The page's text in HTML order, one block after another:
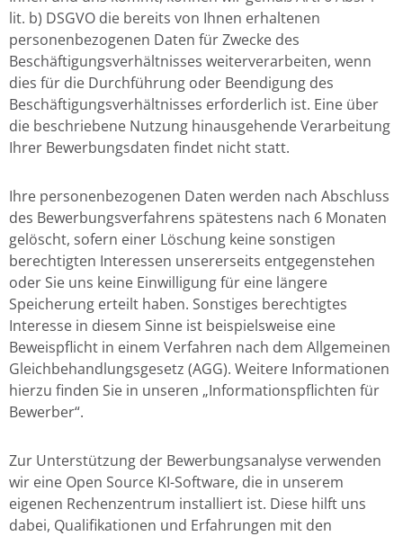
lit. b) DSGVO die bereits von Ihnen erhaltenen
personenbezogenen Daten für Zwecke des
Beschäftigungsverhältnisses weiterverarbeiten, wenn
dies für die Durchführung oder Beendigung des
Beschäftigungsverhältnisses erforderlich ist. Eine über
die beschriebene Nutzung hinausgehende Verarbeitung
Ihrer Bewerbungsdaten findet nicht statt.
Ihre personenbezogenen Daten werden nach Abschluss
des Bewerbungsverfahrens spätestens nach 6 Monaten
gelöscht, sofern einer Löschung keine sonstigen
berechtigten Interessen unsererseits entgegenstehen
oder Sie uns keine Einwilligung für eine längere
Speicherung erteilt haben. Sonstiges berechtigtes
Interesse in diesem Sinne ist beispielsweise eine
Beweispflicht in einem Verfahren nach dem Allgemeinen
Gleichbehandlungsgesetz (AGG). Weitere Informationen
hierzu finden Sie in unseren „Informationspflichten für
Bewerber“.
Zur Unterstützung der Bewerbungsanalyse verwenden
wir eine Open Source KI-Software, die in unserem
eigenen Rechenzentrum installiert ist. Diese hilft uns
dabei, Qualifikationen und Erfahrungen mit den